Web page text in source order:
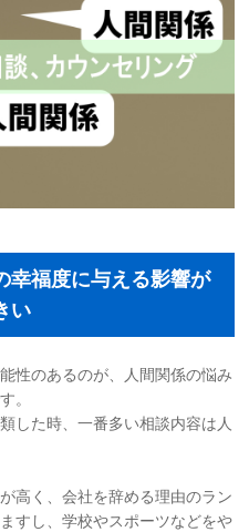
幸福度に与える影響が
い
性のあるのが、人間関係の悩み
。
した時、一番多い相談内容は人
高く、会社を辞める理由のラン
すし、学校やスポーツなどをや